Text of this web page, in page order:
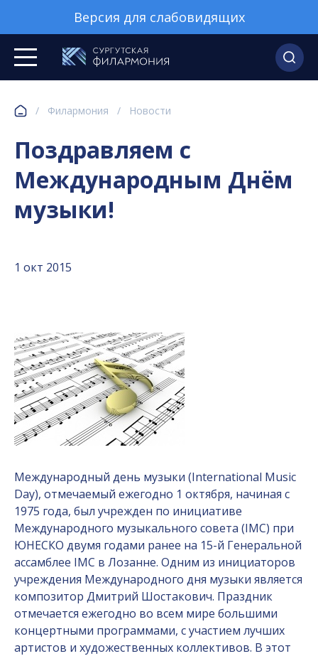
Версия для слабовидящих
/ Филармония / Новости
Поздравляем с
Международным Днём
музыки!
1 окт 2015
Международный день музыки (International Music
Day), отмечаемый ежегодно 1 октября, начиная с
1975 года, был учрежден по инициативе
Международного музыкального совета (IMC) при
ЮНЕСКО двумя годами ранее на 15-й Генеральной
ассамблее IMC в Лозанне. Одним из инициаторов
учреждения Международного дня музыки является
композитор Дмитрий Шостакович. Праздник
отмечается ежегодно во всем мире большими
концертными программами, с участием лучших
артистов и художественных коллективов. В этот